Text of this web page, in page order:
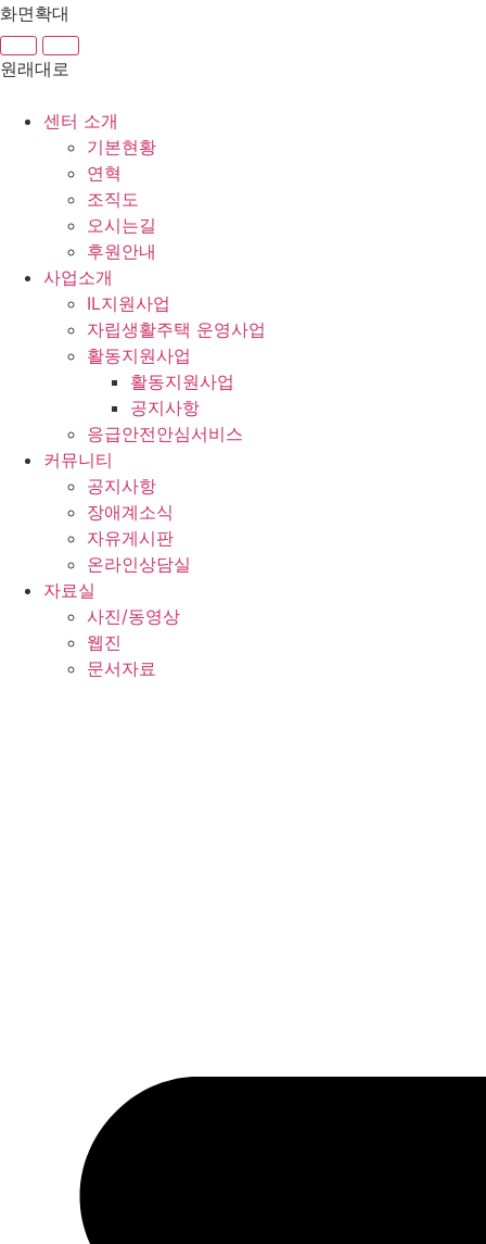
콘
텐
츠
화면확대
원래대로
센터 소개
기본현황
연혁
조직도
오시는길
후원안내
사업소개
IL지원사업
자립생활주택 운영사업
활동지원사업
활동지원사업
공지사항
응급안전안심서비스
커뮤니티
공지사항
장애계소식
자유게시판
온라인상담실
자료실
사진/동영상
웹진
문서자료